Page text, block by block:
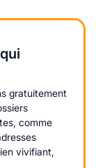
gratuitement
comme
vivifiant,